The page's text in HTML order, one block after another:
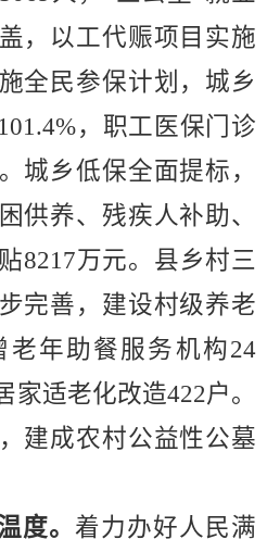
，以工代赈项目实施
全民参保计划，城乡
101.4% ， 职工医保门诊
。城乡低保全面提标，
供养、残疾人补助、
8217万元。县乡村三
完善，建设村级养老
老年助餐服务机构24
家适老化改造422户。
建成农村公益性公墓
度。着力办好人民满